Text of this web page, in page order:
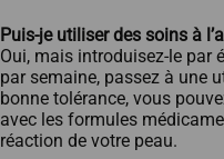
Puis-je utiliser des soins à
Oui, mais introduisez-le par
par semaine, passez à une
bonne tolérance, vous
avec les formules
réaction de votre peau.